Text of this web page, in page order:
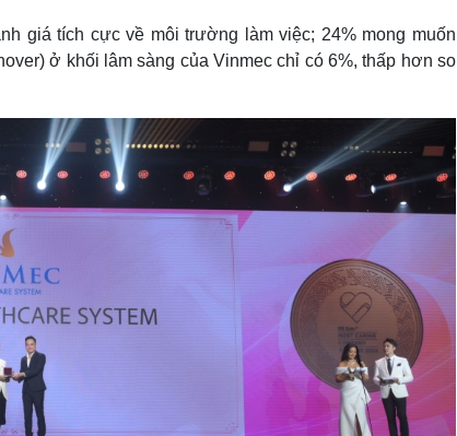
giá tích cực về môi trường làm việc; 24% mong muốn
ở khối lâm sàng của Vinmec chỉ có 6%, thấp hơn so